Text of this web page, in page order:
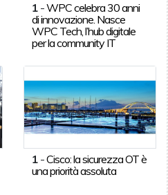
1 -WPC celebra 30 anni
di innovazione. Nasce
WPC Tech, l’hub digitale
per la community IT
1 -Cisco: la sicurezza OT è
una priorità assoluta